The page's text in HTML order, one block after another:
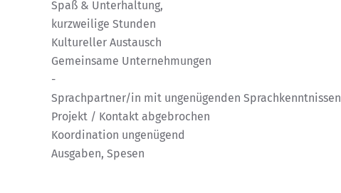
Spaß & Unterhaltung,
kurzweilige Stunden
Kultureller Austausch
Gemeinsame Unternehmungen
-
Sprachpartner/in mit ungenügenden Sprachkenntnissen
Projekt / Kontakt abgebrochen
Koordination ungenügend
Ausgaben, Spesen